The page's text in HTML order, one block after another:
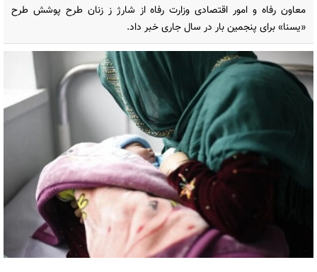
معاون رفاه و امور اقتصادی وزارت رفاه از شارژ ز زنان طرح پوشش طرح
«یسنا» برای پنجمین بار در سال جاری خبر داد.